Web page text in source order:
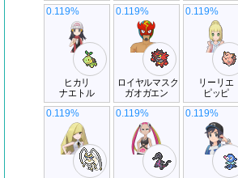
ヒカリ
ナエトル
0.119%
ロイヤルマスク
ガオガエン
0.119%
リーリエ
ピッピ
0.119%
0.119% 0.119% 0.119%